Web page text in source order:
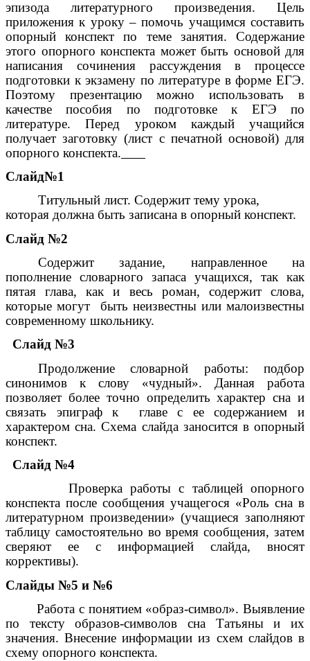
эпизода литературного произведения. Цель
приложения к уроку – помочь учащимся составить
опорный конспект по теме занятия. Содержание
этого опорного конспекта может быть основой для
написания сочинения рассуждения в процессе
подготовки к экзамену по литературе в форме ЕГЭ.
Поэтому презентацию можно использовать в
качестве пособия по подготовке к ЕГЭ по
литературе. Перед уроком каждый учащийся
получает заготовку (лист с печатной основой) для
опорного конспекта.
Слайд№1
Титульный лист. Содержит тему урока,
которая должна быть записана в опорный конспект.
Слайд №2
Содержит задание, направленное на
пополнение словарного запаса учащихся, так как
пятая глава, как и весь роман, содержит слова,
которые могут быть неизвестны или малоизвестны
современному школьнику.
Слайд №3
Продолжение словарной работы: подбор
синонимов к слову «чудный». Данная работа
позволяет более точно определить характер сна и
связать эпиграф к главе с ее содержанием и
характером сна. Схема слайда заносится в опорный
конспект.
Слайд №4
Проверка работы с таблицей опорного
конспекта после сообщения учащегося «Роль сна в
литературном произведении» (учащиеся заполняют
таблицу самостоятельно во время сообщения, затем
сверяют ее с информацией слайда, вносят
коррективы).
Слайды №5 и №6
Работа с понятием «образ-символ». Выявление
по тексту образов-символов сна Татьяны и их
значения. Внесение информации из схем слайдов в
схему опорного конспекта.